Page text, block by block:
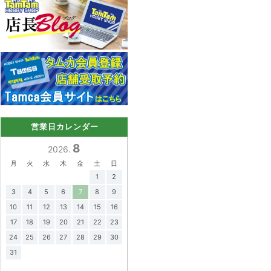
営業日カレンダー
2026. 8
月 火 水 木 金 土
日
1
2
3
4 5 6 7 8
9
10
11 12 13 14 15
16
17
18 19 20 21 22
23
24
25 26 27 28 29
30
31